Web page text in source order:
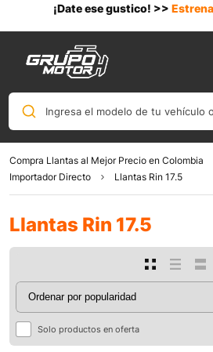
¡Date ese gustico! >>
Ingresa el modelo de tu vehículo
Compra Llantas al Mejor Precio en Colombia
Importador Directo
Llantas Rin 17.5
Llantas Rin 17.5
Solo productos en oferta